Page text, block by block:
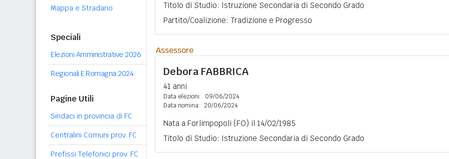
Mappa e Stradario
Speciali
Elezioni Amministrative 2026
Regionali E.Romagna 2024
Pagine Utili
Sindaci in provincia di FC
Centralini Comuni prov. FC
Prefissi Telefonici prov. FC
Titolo di Studio: Istruzione Secondaria di Secondo Grado
Partito/Coalizione: Tradizione e Progresso
Assessore
Debora FABBRICA
41 anni
Data elezioni:
09/06/2024
Data nomina: 20/06/2024
Nata a Forlimpopoli (FO) il 14/02/1985
Titolo di Studio: Istruzione Secondaria di Secondo Grado